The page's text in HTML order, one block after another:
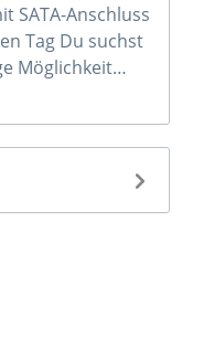
SATA-Anschluss
Tag Du suchst
Möglichkeit…